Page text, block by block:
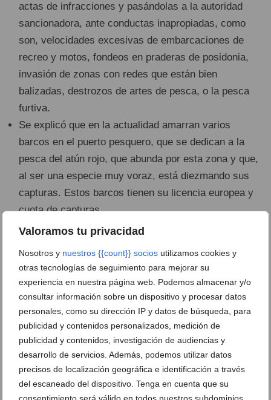
Valoramos tu privacidad
Nosotros y nuestros {{count}} socios utilizamos cookies y
otras tecnologías de seguimiento para mejorar su
experiencia en nuestra página web. Podemos almacenar y/o
consultar información sobre un dispositivo y procesar datos
personales, como su dirección IP y datos de búsqueda, para
publicidad y contenidos personalizados, medición de
publicidad y contenidos, investigación de audiencias y
desarrollo de servicios. Además, podemos utilizar datos
precisos de localización geográfica e identificación a través
del escaneado del dispositivo. Tenga en cuenta que su
actas de infracciones y pasándolas a la autoridad
sancionadora, ante conductas inapropiadas, como
son, velocidades excesivas de embarcaciones de
recreo y motos, fondeos en praderas de posidonia,
invasión de zonas con redes que están bien
balizadas, destrozos de artes de pesca, o la pesca
furtiva.
Se explicó que en la actualidad amarran varios
barcos en el puerto pesquero, que se dedican a la
pesca del atún rojo, que abunda por esta zona y que,
al ser una especie muy voraz, está diezmando sus
capturas. Estos barcos tienen su licencia europea y
cuota de capturas.
Ven positivo la creación de una concejalía de barrio
Sugerencias de la Cofradía
Consensuar el balizamiento municipal, fechas y
zonas.
Ajustar las fechas de veda del pulpo.
Licencias para pesca de atún rojo.
Para facilitar el relevo generacional, permitir trabajo
temporal (formativo).